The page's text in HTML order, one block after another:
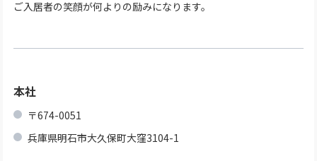
ご入居者の笑顔が何よりの励みになります。
本社
〒674-0051
兵庫県明石市大久保町大窪3104-1